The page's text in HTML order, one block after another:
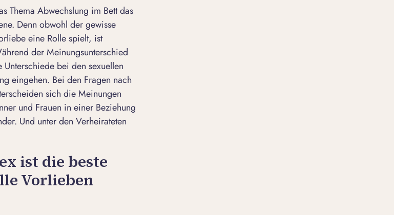
Thema Abwechslung im Bett das
Denn obwohl der gewisse
eine Rolle spielt, ist
der Meinungsunterschied
bei den sexuellen
eingehen. Bei den Fragen nach
sich die Meinungen
und Frauen in einer Beziehung
Und unter den Verheirateten
ist die beste
Vorlieben